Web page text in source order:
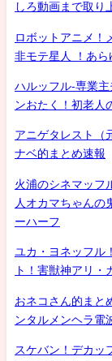
しろ動画まで取り
ロボットアニメ！
非モテ星人 ！あら
ハルッフル-専業
ンおたく！初老人
アニゲタレスト（
ナベ的まとめ速報
火浦のシネマッフ
人オカマちゃんの
ーハーフ
ユカ・ヨネッフル
ト！害獣神アリ
おネコさん的まと
ンタルメンヘラ電
スケバン！デカッ